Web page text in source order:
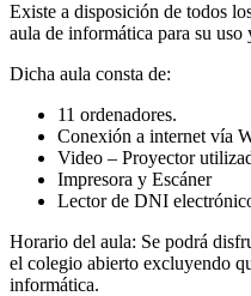
Existe a disposición de todos
aula de informática para su uso
Dicha aula consta de:
11 ordenadores.
Conexión a internet vía
Video – Proyector
Impresora y Escáner
Lector de DNI
Horario del aula: Se podrá
el colegio abierto excluyendo
informática.